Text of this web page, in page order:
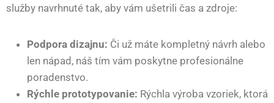
služby navrhnuté tak, aby vám ušetrili čas a zdroje:
Podpora dizajnu: Či už máte kompletný návrh alebo
len nápad, náš tím vám poskytne profesionálne
poradenstvo.
Rýchle prototypovanie: Rýchla výroba vzoriek, ktorá